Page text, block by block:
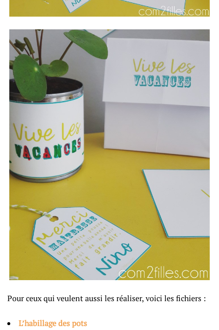
Pour ceux qui veulent aussi les réaliser, voici les fichiers :
L’habillage des pots